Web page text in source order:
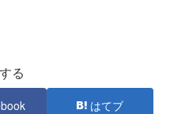
る
はてブ